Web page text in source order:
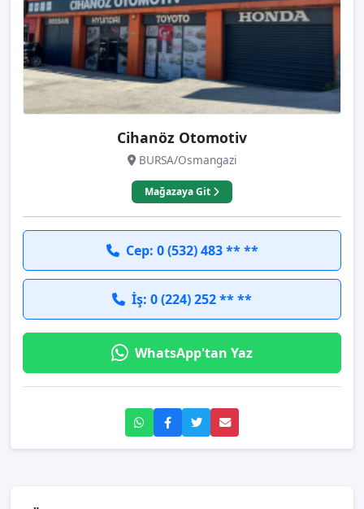
Cihanöz Otomotiv
BURSA/Osmangazi
Mağazaya Git
Cep: 0 (532) 483 ** **
İş: 0 (224) 252 ** **
WhatsApp'tan Yaz